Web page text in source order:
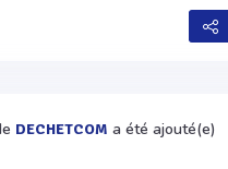
DECHETCOM a été ajouté(e)